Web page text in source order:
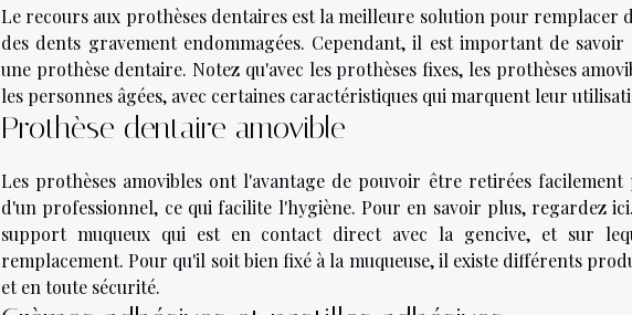
Le recours aux prothèses dentaires est la meilleure solution pour remplacer
des dents gravement endommagées. Cependant, il est important de
une prothèse dentaire. Notez qu'avec les prothèses fixes, les prothèses
les personnes âgées, avec certaines caractéristiques qui marquent leur
Prothèse dentaire amovible
Les prothèses amovibles ont l'avantage de pouvoir être retirées
d'un professionnel, ce qui facilite l'hygiène. Pour en savoir plus, regardez ici
support muqueux qui est en contact direct avec la gencive, et sur
remplacement. Pour qu'il soit bien fixé à la muqueuse, il existe différents
et en toute sécurité.